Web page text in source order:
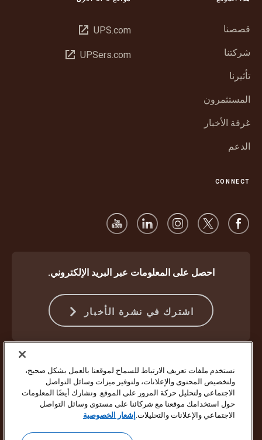
قصصنا
شركتنا
تأثيرنا
المستثمرون
غرفة الأخبار
الدعم
UPS.com فتح
نافذة
UPSers.com فتح
CONNECT
احصل على المعلومات عبر البريد الإلكتروني.
اشترك في نشرة الأخبار
إشعار الخصوصية
إعدادات ملفات تعريف الارتباط
جميع الحقوق محفوظة. لم تعد ترغب في تلقي تحديثات بالبريد الإلكتروني؟
إلغاء الاشتراك هنا
لتحديث جميع تفضيلات البريد الإلكتروني الأخرى الخاصة بشركة UPS أو إلغاء
نستخدم ملفات تعريف الارتباط للسماح لموقعنا بالعمل بشكل صحيح،
ولتخصيص المحتوى والإعلانات، ولتوفير ميزات وسائل التواصل
الاجتماعي ولتحليل حركة المرور على الموقع. ونشارك أيضًا المعلومات
حول استخدامك موقعنا مع شركائنا على مستوى وسائل التواصل
الاجتماعي والإعلانات والتحليلات. إشعار الخصوصية